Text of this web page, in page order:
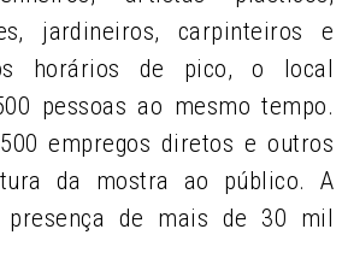
jardineiros, carpinteiros e
horários de pico, o local
pessoas ao mesmo tempo.
empregos diretos e outros
da mostra ao público. A
presença de mais de 30 mil